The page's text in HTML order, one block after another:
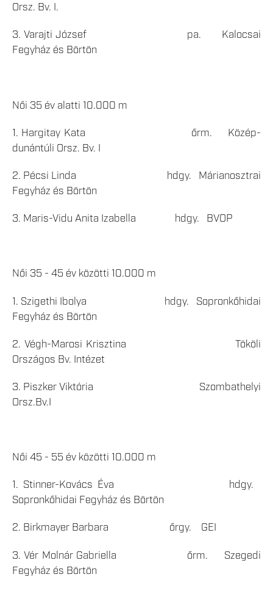
Orsz. Bv. I.
3. Varajti József pa. Kalocsai
Fegyház és Börtön
Női 35 év alatti 10.000 m
1. Hargitay Kata őrm. Közép-
dunántúli Orsz. Bv. I
2. Pécsi Linda hdgy. Márianosztrai
Fegyház és Börtön
3. Maris-Vidu Anita Izabella hdgy. BVOP
Női 35 - 45 év közötti 10.000 m
1. Szigethi Ibolya hdgy. Sopronkőhidai
Fegyház és Börtön
2. Végh-Marosi Krisztina Tököli
Országos Bv. Intézet
3. Piszker Viktória Szombathelyi
Orsz.Bv.I
Női 45 - 55 év közötti 10.000 m
1. Stinner-Kovács Éva hdgy.
Sopronkőhidai Fegyház és Börtön
2. Birkmayer Barbara őrgy. GEI
3. Vér Molnár Gabriella őrm. Szegedi
Fegyház és Börtön